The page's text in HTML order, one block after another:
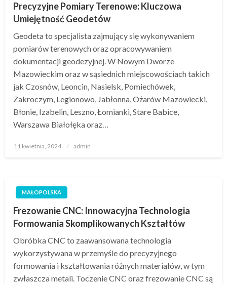
Precyzyjne Pomiary Terenowe: Kluczowa
Umiejętność Geodetów
Geodeta to specjalista zajmujący się wykonywaniem
pomiarów terenowych oraz opracowywaniem
dokumentacji geodezyjnej. W Nowym Dworze
Mazowieckim oraz w sąsiednich miejscowościach takich
jak Czosnów, Leoncin, Nasielsk, Pomiechówek,
Zakroczym, Legionowo, Jabłonna, Ożarów Mazowiecki,
Błonie, Izabelin, Leszno, Łomianki, Stare Babice,
Warszawa Białołęka oraz…
Opublikowane
11 kwietnia, 2024 admin
MAŁOPOLSKA
Frezowanie CNC: Innowacyjna Technologia
Formowania Skomplikowanych Kształtów
Obróbka CNC to zaawansowana technologia
wykorzystywana w przemyśle do precyzyjnego
formowania i kształtowania różnych materiałów, w tym
zwłaszcza metali. Toczenie CNC oraz frezowanie CNC są